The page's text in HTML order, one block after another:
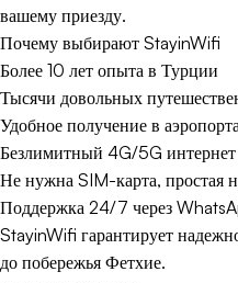
вашему приезду.
Почему выбирают StayinWifi
Более 10 лет опыта в Турции
Тысячи довольных
Удобное получение в
Безлимитный 4G/5G интернет
Не нужна SIM-карта, простая
Поддержка 24/7 через
StayinWifi гарантирует
до побережья Фетхие.